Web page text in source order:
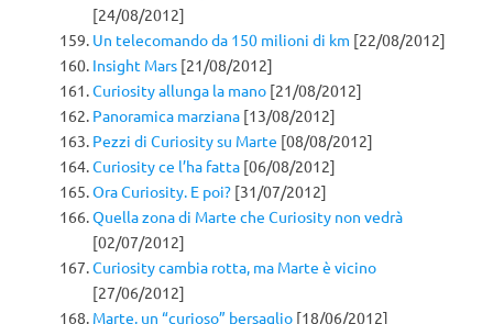
[24/08/2012]
Un telecomando da 150 milioni di km [22/08/2012]
Insight Mars [21/08/2012]
Curiosity allunga la mano [21/08/2012]
Panoramica marziana [13/08/2012]
Pezzi di Curiosity su Marte [08/08/2012]
Curiosity ce l’ha fatta [06/08/2012]
Ora Curiosity. E poi? [31/07/2012]
Quella zona di Marte che Curiosity non vedrà
[02/07/2012]
Curiosity cambia rotta, ma Marte è vicino
[27/06/2012]
Marte, un “curioso” bersaglio [18/06/2012]